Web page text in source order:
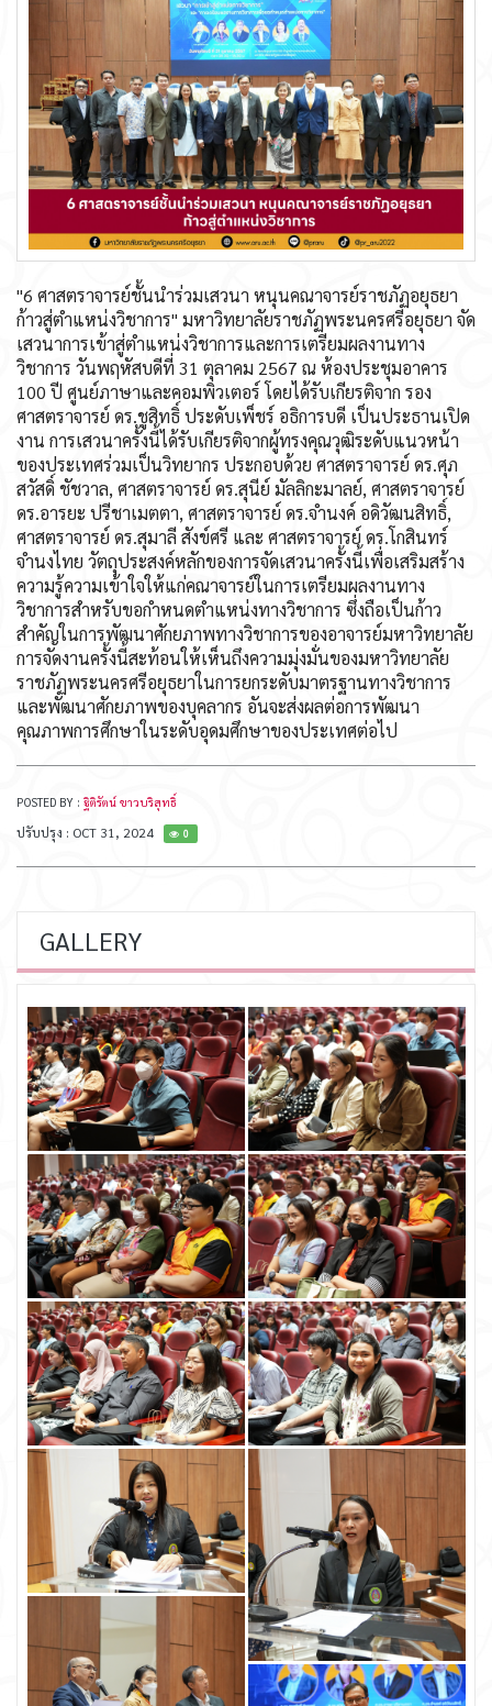
"6 ศาสตราจารย์ชั้นนำร่วมเสวนา หนุนคณาจารย์ราชภัฏอยุธยา
ก้าวสู่ตำแหน่งวิชาการ" มหาวิทยาลัยราชภัฏพระนครศรีอยุธยา จัด
เสวนาการเข้าสู่ตำแหน่งวิชาการและการเตรียมผลงานทาง
วิชาการ วันพฤหัสบดีที่ 31 ตุลาคม 2567 ณ ห้องประชุมอาคาร
100 ปี ศูนย์ภาษาและคอมพิวเตอร์ โดยได้รับเกียรติจาก รอง
ศาสตราจารย์ ดร.ชูสิทธิ์ ประดับเพ็ชร์ อธิการบดี เป็นประธานเปิด
งาน การเสวนาครั้งนี้ได้รับเกียรติจากผู้ทรงคุณวุฒิระดับแนวหน้า
ของประเทศร่วมเป็นวิทยากร ประกอบด้วย ศาสตราจารย์ ดร.ศุภ
สวัสดิ์ ชัชวาล, ศาสตราจารย์ ดร.สุนีย์ มัลลิกะมาลย์, ศาสตราจารย์
ดร.อารยะ ปรีชาเมตตา, ศาสตราจารย์ ดร.จำนงค์ อดิวัฒนสิทธิ์,
ศาสตราจารย์ ดร.สุมาลี สังข์ศรี และ ศาสตราจารย์ ดร.โกสินทร์
จำนงไทย วัตถุประสงค์หลักของการจัดเสวนาครั้งนี้เพื่อเสริมสร้าง
ความรู้ความเข้าใจให้แก่คณาจารย์ในการเตรียมผลงานทาง
วิชาการสำหรับขอกำหนดตำแหน่งทางวิชาการ ซึ่งถือเป็นก้าว
สำคัญในการพัฒนาศักยภาพทางวิชาการของอาจารย์มหาวิทยาลัย
การจัดงานครั้งนี้สะท้อนให้เห็นถึงความมุ่งมั่นของมหาวิทยาลัย
ราชภัฏพระนครศรีอยุธยาในการยกระดับมาตรฐานทางวิชาการ
และพัฒนาศักยภาพของบุคลากร อันจะส่งผลต่อการพัฒนา
คุณภาพการศึกษาในระดับอุดมศึกษาของประเทศต่อไป
POSTED BY : ฐิติรัตน์ ขาวบริสุทธิ์
ปรับปรุง : OCT 31, 2024 0
GALLERY